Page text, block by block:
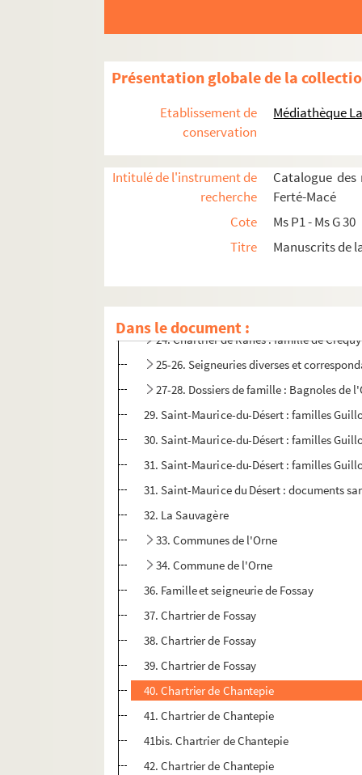
Présentation globale de la
Etablissement de
conservation
Médiathèque
Intitulé de l'instrument de
recherche
Catalogue
Ferté-Macé
Cote
Ms P1 - Ms G 30
Titre
Manuscrits de
Dans le document :
12e. Pamphlets de Nicolas Vauquelin
13. Chartrier de la baronnie de Lougé
14. Chartrier de la baronnie de Lougé
15. Chartrier de la baronnie de Lougé
16. Chartrier du Bois Tesselin
17. Chartrier du Bois Tesselin
18. Chartrier du Bois-Tesselin : famille et
19. Famille Thuault de Lessay (biens
20. Chartrier du Grais : famille Thiboult (La
22. Chartrier du Grais : familles Du
24. Chartrier de Rânes : famille de
25-26. Seigneuries diverses et
27-28. Dossiers de famille : Bagnoles de
29. Saint-Maurice-du-Désert : familles
30. Saint-Maurice-du-Désert : familles
31. Saint-Maurice-du-Désert : familles
31. Saint-Maurice du Désert : documents
32. La Sauvagère
33. Communes de l'Orne
34. Commune de l'Orne
36. Famille et seigneurie de Fossay
37. Chartrier de Fossay
38. Chartrier de Fossay
39. Chartrier de Fossay
40. Chartrier de Chantepie
41. Chartrier de Chantepie
41bis. Chartrier de Chantepie
42. Chartrier de Chantepie